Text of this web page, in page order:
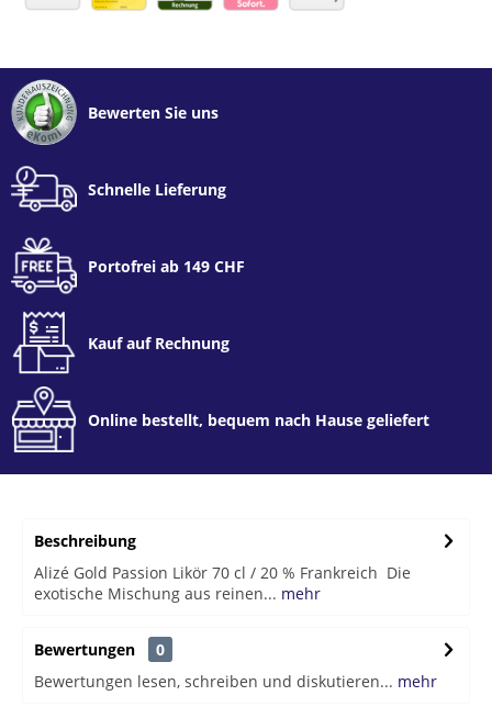
Bewerten Sie uns
Schnelle Lieferung
Portofrei ab 149 CHF
Kauf auf Rechnung
Online bestellt, bequem nach Hause geliefert
Beschreibung
Alizé Gold Passion Likör 70 cl / 20 % Frankreich Die
exotische Mischung aus reinen... mehr
Bewertungen
0
Bewertungen lesen, schreiben und diskutieren... mehr